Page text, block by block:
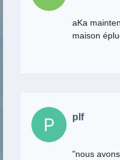
aKa
maison
plf
"nous